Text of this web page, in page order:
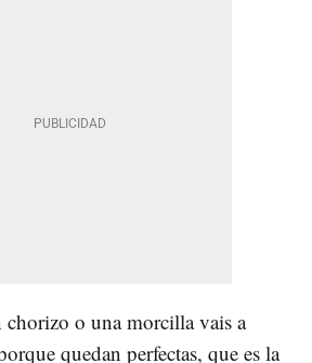
chorizo o una morcilla vais a
quedan perfectas, que es la